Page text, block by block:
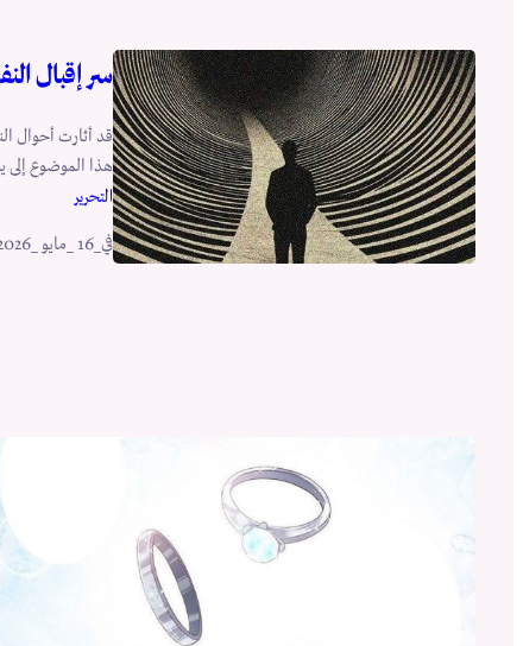
سر إقبال
قد أثارت أحوال
هذا الموضوع إلى
التحرير
في _16 _مايو _2026